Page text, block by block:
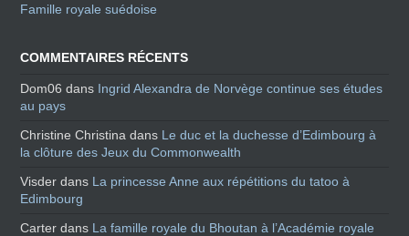
Famille royale suédoise
COMMENTAIRES RÉCENTS
Dom06 dans Ingrid Alexandra de Norvège continue ses études
au pays
Christine Christina dans Le duc et la duchesse d’Edimbourg à
la clôture des Jeux du Commonwealth
Visder dans La princesse Anne aux répétitions du tatoo à
Edimbourg
Carter dans La famille royale du Bhoutan à l’Académie royale